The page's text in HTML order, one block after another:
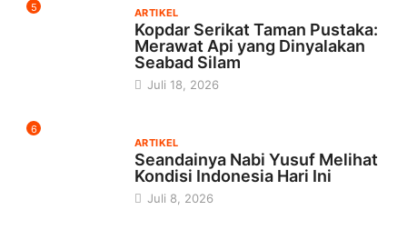
5 ARTIKEL
Kopdar Serikat Taman Pustaka:
Merawat Api yang Dinyalakan
Seabad Silam
Juli 18, 2026
6
ARTIKEL
Seandainya Nabi Yusuf Melihat
Kondisi Indonesia Hari Ini
Juli 8, 2026